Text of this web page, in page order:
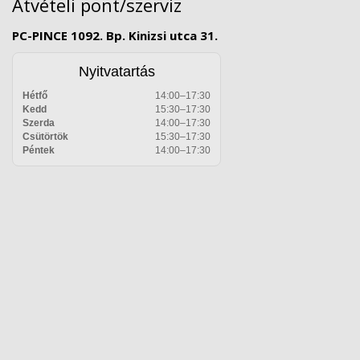
Átvételi pont/szerviz
PC-PINCE 1092. Bp. Kinizsi utca 31.
Nyitvatartás
Hétfő
14:00–17:30
Kedd
15:30–17:30
Szerda
14:00–17:30
Csütörtök
15:30–17:30
Péntek
14:00–17:30